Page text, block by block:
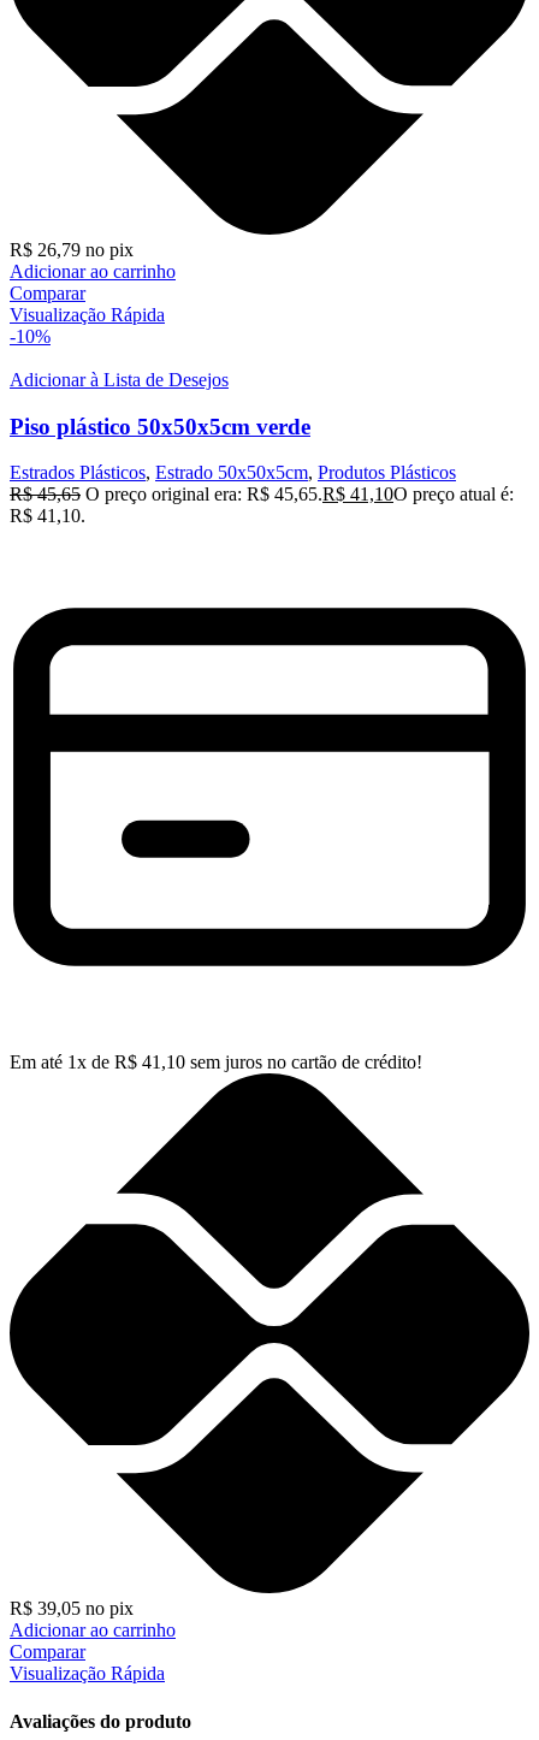
R$ 26,79 no pix
Adicionar ao carrinho
Comparar
Visualização Rápida
-10%
Adicionar à Lista de Desejos
Piso plástico 50x50x5cm verde
Estrados Plásticos, Estrado 50x50x5cm, Produtos Plásticos
R$45,65 O preço original era: R$ 45,65.R$ 41,10O preço atual é:
R$ 41,10.
Em até 1x de R$ 41,10 sem juros no cartão de crédito!
R$ 39,05 no pix
Adicionar ao carrinho
Comparar
Visualização Rápida
Avaliações do produto